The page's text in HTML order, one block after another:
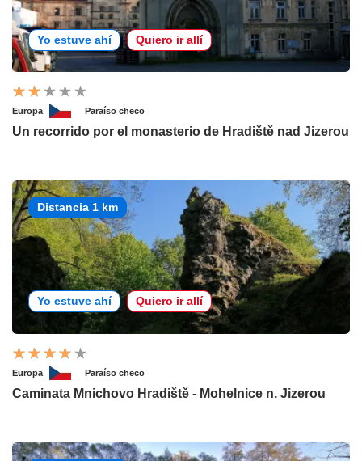
Yo estuve ahí Quiero ir allí
Europa Paraíso checo
Un recorrido por el monasterio de Hradiště nad Jizerou
Distancia 1 km
Yo estuve ahí Quiero ir allí
Europa Paraíso checo
Caminata Mnichovo Hradiště - Mohelnice n. Jizerou